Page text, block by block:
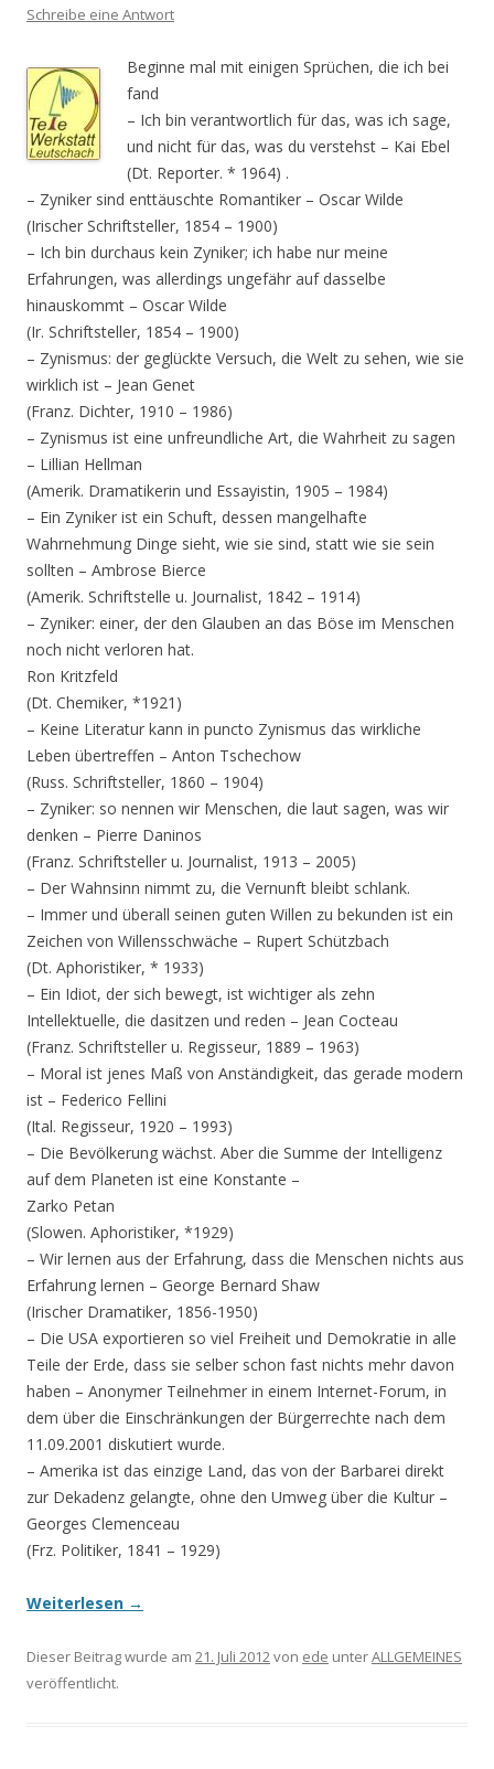
Schreibe eine Antwort
Beginne mal mit einigen Sprüchen, die ich bei
fand
– Ich bin verantwortlich für das, was ich sage,
und nicht für das, was du verstehst – Kai Ebel
(Dt. Reporter. * 1964) .
– Zyniker sind enttäuschte Romantiker – Oscar Wilde
(Irischer Schriftsteller, 1854 – 1900)
– Ich bin durchaus kein Zyniker; ich habe nur meine
Erfahrungen, was allerdings ungefähr auf dasselbe
hinauskommt – Oscar Wilde
(Ir. Schriftsteller, 1854 – 1900)
– Zynismus: der geglückte Versuch, die Welt zu sehen, wie sie
wirklich ist – Jean Genet
(Franz. Dichter, 1910 – 1986)
– Zynismus ist eine unfreundliche Art, die Wahrheit zu sagen
– Lillian Hellman
(Amerik. Dramatikerin und Essayistin, 1905 – 1984)
– Ein Zyniker ist ein Schuft, dessen mangelhafte
Wahrnehmung Dinge sieht, wie sie sind, statt wie sie sein
sollten – Ambrose Bierce
(Amerik. Schriftstelle u. Journalist, 1842 – 1914)
– Zyniker: einer, der den Glauben an das Böse im Menschen
noch nicht verloren hat.
Ron Kritzfeld
(Dt. Chemiker, *1921)
– Keine Literatur kann in puncto Zynismus das wirkliche
Leben übertreffen – Anton Tschechow
(Russ. Schriftsteller, 1860 – 1904)
– Zyniker: so nennen wir Menschen, die laut sagen, was wir
denken – Pierre Daninos
(Franz. Schriftsteller u. Journalist, 1913 – 2005)
– Der Wahnsinn nimmt zu, die Vernunft bleibt schlank.
– Immer und überall seinen guten Willen zu bekunden ist ein
Zeichen von Willensschwäche – Rupert Schützbach
(Dt. Aphoristiker, * 1933)
– Ein Idiot, der sich bewegt, ist wichtiger als zehn
Intellektuelle, die dasitzen und reden – Jean Cocteau
(Franz. Schriftsteller u. Regisseur, 1889 – 1963)
– Moral ist jenes Maß von Anständigkeit, das gerade modern
ist – Federico Fellini
(Ital. Regisseur, 1920 – 1993)
– Die Bevölkerung wächst. Aber die Summe der Intelligenz
auf dem Planeten ist eine Konstante –
Zarko Petan
(Slowen. Aphoristiker, *1929)
– Wir lernen aus der Erfahrung, dass die Menschen nichts aus
Erfahrung lernen – George Bernard Shaw
(Irischer Dramatiker, 1856-1950)
– Die USA exportieren so viel Freiheit und Demokratie in alle
Teile der Erde, dass sie selber schon fast nichts mehr davon
haben – Anonymer Teilnehmer in einem Internet-Forum, in
dem über die Einschränkungen der Bürgerrechte nach dem
11.09.2001 diskutiert wurde.
– Amerika ist das einzige Land, das von der Barbarei direkt
zur Dekadenz gelangte, ohne den Umweg über die Kultur –
Georges Clemenceau
(Frz. Politiker, 1841 – 1929)
Weiterlesen →
Dieser Beitrag wurde am 21. Juli 2012von ede unterALLGEMEINES
veröffentlicht.